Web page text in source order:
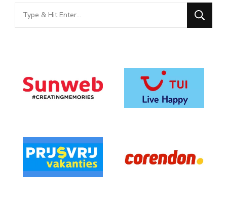
Looking
for